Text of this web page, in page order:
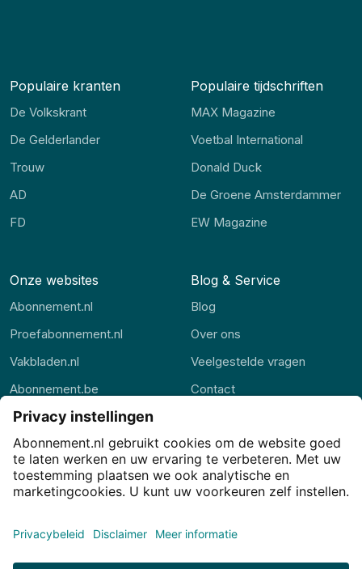
Populaire kranten
De Volkskrant
De Gelderlander
Trouw
AD
FD
Populaire tijdschriften
MAX Magazine
Voetbal International
Donald Duck
De Groene Amsterdammer
EW Magazine
Onze websites
Abonnement.nl
Proefabonnement.nl
Vakbladen.nl
Abonnement.be
Thuisstudie.nl
Blog & Service
Blog
Over ons
Veelgestelde vragen
Contact